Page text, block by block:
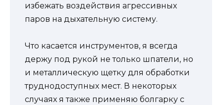
избежать воздействия агрессивных
паров на дыхательную систему.
Что касается инструментов, я всегда
держу под рукой не только шпатели, но
и металлическую щетку для обработки
труднодоступных мест. В некоторых
случаях я также применяю болгарку с